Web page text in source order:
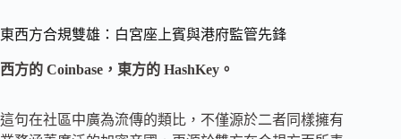
東西方合規雙雄：白宮座上賓與港府監管先鋒
西方的 Coinbase，東方的 HashKey。
這句在社區中廣為流傳的類比，不僅源於二者同樣擁有